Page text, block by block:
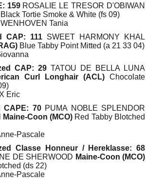
159ROSALIE LE TRESOR D'OBIWAN
Black Tortie Smoke & White (fs 09)
Tania
CAP: 111 SWEET HARMONY KHAL
Blue Tabby Point Mitted (a 21 33 04)
CAP: 29 TATOU DE BELLA LUNA
Curl Longhair (ACL) Chocolate
Eric
CAPE: 70PUMA NOBLE SPLENDOR
Maine-Coon (MCO) Red Tabby Blotched
Pascale
Classe Honneur / Hereklasse: 68
DE SHERWOOD Maine-Coon (MCO)
(ds 22)
Pascale